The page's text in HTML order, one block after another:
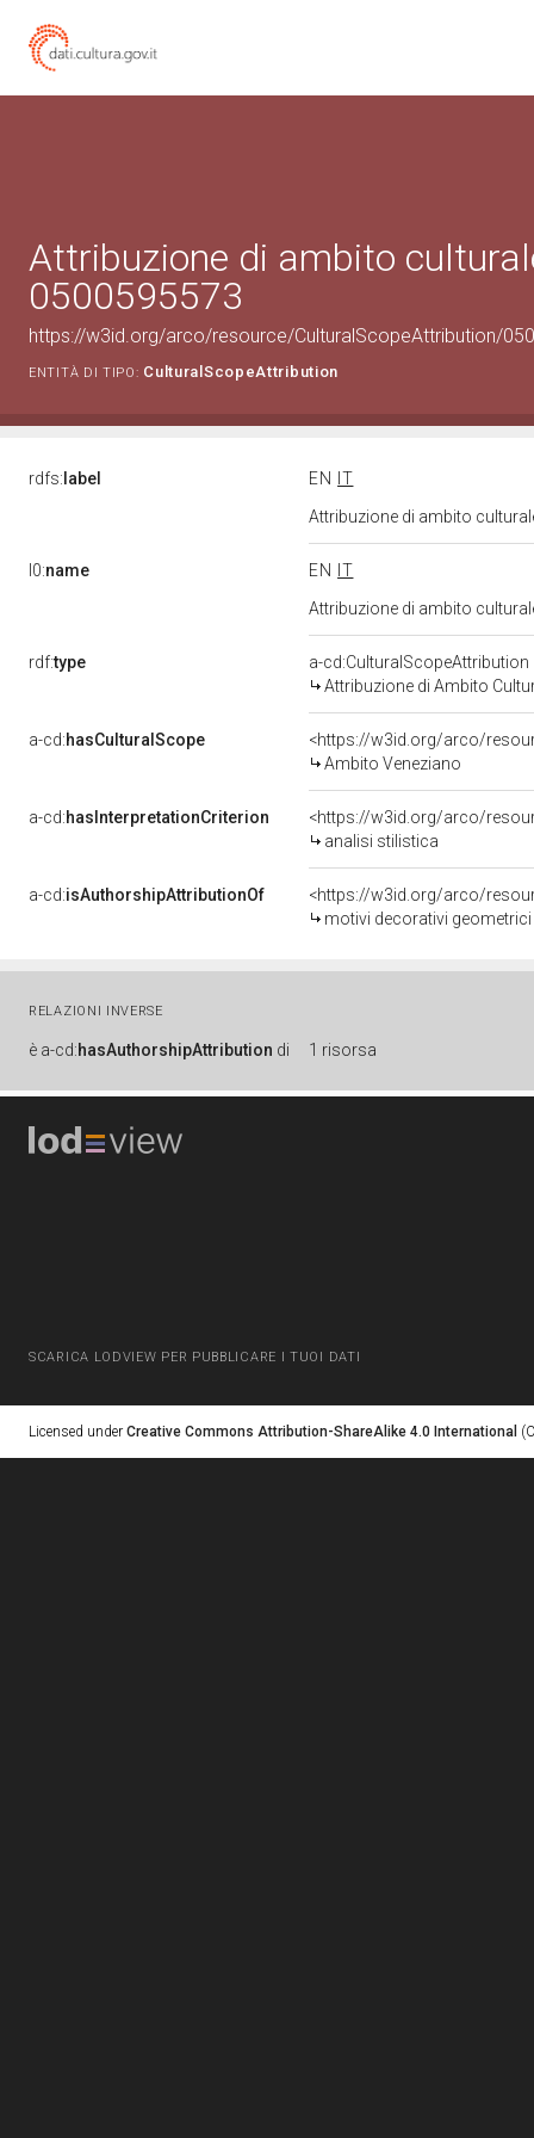
Attribuzione di ambito
0500595573
https://w3id.org/arco/resource/CulturalScopeAttribution/
ENTITÀ DI TIPO: CulturalScopeAttribution
rdfs: label EN
IT
Attribuzione di ambito
l0:name EN
IT
Attribuzione di ambito
rdf:type
a-cd:CulturalScopeAttribution
Attribuzione di Ambito
a-cd:hasCulturalScope
<https://w3id.org/arco/
Ambito Veneziano
a-cd:hasInterpretationCriterion
<https://w3id.org/arco/
analisi stilistica
a-cd:isAuthorshipAttributionOf
<https://w3id.org/arco/
motivi decorativi
RELAZIONI INVERSE
è a-cd:hasAuthorshipAttribution di 1 risorsa
SCARICA LODVIEW PER PUBBLICARE I TUOI DATI
Licensed under Creative Commons Attribution-ShareAlike 4.0 International